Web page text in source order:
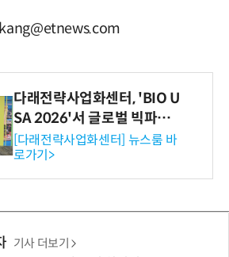
다래전략사업화센터, 'BIO U
SA 2026'서 글로벌 빅파마
와의 비즈니스 미팅 지원…K
-바이오 해외 진출 교두보 확
보
[다래전략사업화센터] 뉴스룸 바
로가기>
기사 더보기